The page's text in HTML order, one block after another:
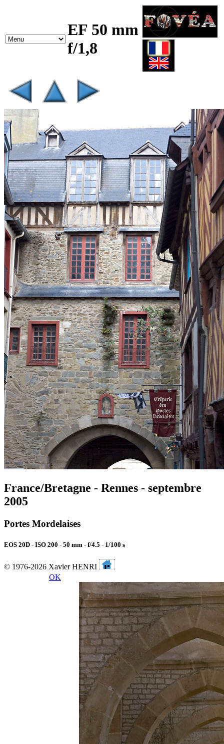
EF 50 mm
f/1,8
France/Bretagne - Rennes - septembre
2005
Portes Mordelaises
EOS 20D - ISO 200 - 50 mm - f/4.5 - 1/100 s
© 1976-2026 Xavier HENRI
OK